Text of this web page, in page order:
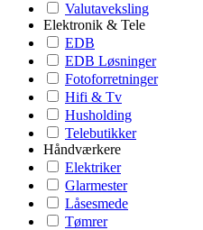
Valutaveksling
Elektronik & Tele
EDB
EDB Løsninger
Fotoforretninger
Hifi & Tv
Husholding
Telebutikker
Håndværkere
Elektriker
Glarmester
Låsesmede
Tømrer